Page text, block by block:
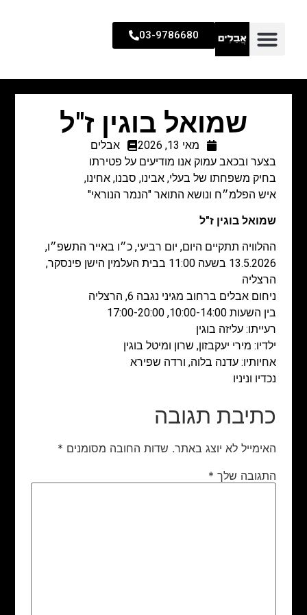
03-9786680
שמואל בוגין ז"ל
מאי 13, 2026
אבלים
בצער ובכאב עמוק אנו מודיעים על פטירתו
בחיק משפחתו של בעלי, אבינו, סבנו, אחינו,
איש הפלמ״ח ונושא התואר "הנמר הנוראי"
שמואל בוגין ז"ל
ההלוויה תתקיים היום, יום רביעי, כ״ו באייר התשפ״ו,
13.5.2026 בשעה 11:00 בבית העלמין הישן פינסקר,
הרצליה
ניחום אבלים ברחוב מגיני נגבה 6, הרצליה
בין השעות 10:00-14:00, 17:00-20:00
רעייתו: עליזה בוגין
ילדיו: מירי יעקבזון, שרון ומיטל בוגין
אחיותיו: עדנה בלוה, ורדה שפירא
נכדיו וניניו
כתיבת תגובה
האימייל לא יוצג באתר. שדות החובה מסומנים *
התגובה שלך *